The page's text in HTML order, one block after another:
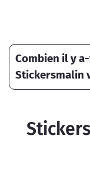
Combien il y
Stickersmalin